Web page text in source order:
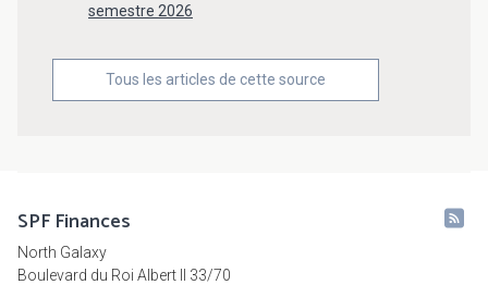
semestre 2026
Tous les articles de cette source
SPF Finances
North Galaxy
Boulevard du Roi Albert II 33/70